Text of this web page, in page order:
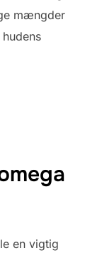
mængder
en vigtig